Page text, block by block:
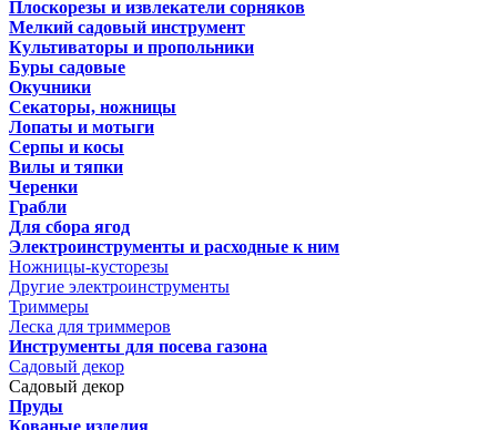
Плоскорезы и извлекатели сорняков
Мелкий садовый инструмент
Культиваторы и пропольники
Буры садовые
Окучники
Секаторы, ножницы
Лопаты и мотыги
Серпы и косы
Вилы и тяпки
Черенки
Грабли
Для сбора ягод
Электроинструменты и расходные к ним
Ножницы-кусторезы
Другие электроинструменты
Триммеры
Леска для триммеров
Инструменты для посева газона
Садовый декор
Садовый декор
Пруды
Кованые изделия